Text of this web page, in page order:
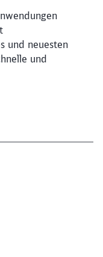
und neuesten
und